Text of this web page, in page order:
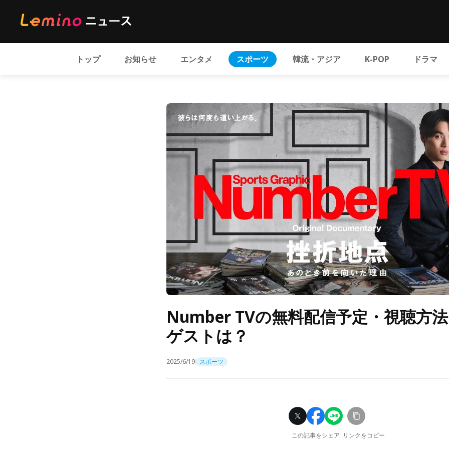
トップ お知らせ エンタメ スポーツ 韓流・アジア K-POP ドラマ
Number TVの無料配信予定・視聴方
ゲストは？
2025/6/19 スポーツ
この記事をシェア リンクをコピー